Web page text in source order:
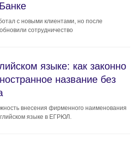
с новыми клиентами, но после
сотрудничество
языке: как законно
название без
внесения фирменного наименования
языке в ЕГРЮЛ.